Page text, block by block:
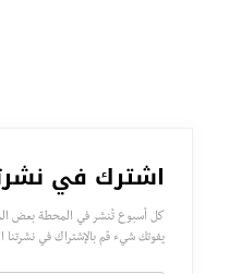
اشترك في
كل أسبوع تُنشر في المحطة بعض
يفوتك شيء قم بالإشتراك في نشرتنا